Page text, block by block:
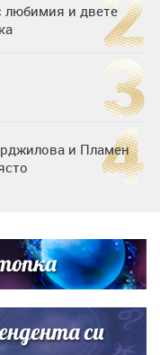
любимия и двете
и Пламен
си